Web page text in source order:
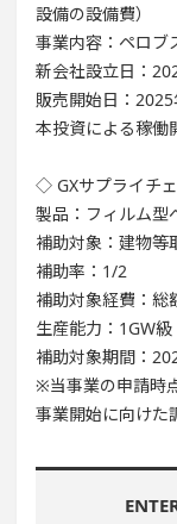
設備の設備費）
事業内容：ペロブ
新会社設立日：
販売開始日：
本投資による稼働
◇ GXサプライチ
製品：フィルム型
補助対象：建物等
補助率：1/2
補助対象経費：総
生産能力：1GW級
補助対象期間：
※当事業の申請時
事業開始に向けた